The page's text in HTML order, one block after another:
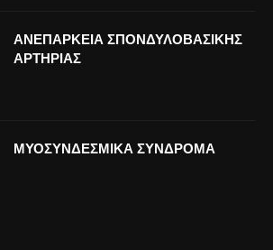
ΑΝΕΠΑΡΚΕΙΑ ΣΠΟΝΔΥΛΟΒΑΣΙΚΗΣ
ΑΡΤΗΡΙΑΣ
ΜΥΟΣΥΝΔΕΣΜΙΚΑ ΣΥΝΔΡΟΜΑ